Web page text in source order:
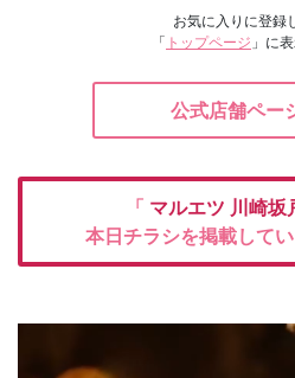
お気に入りに登録
「 トップページ 」に
公式店舗ペー
「 マルエツ 川崎坂
本日チラシを掲載して